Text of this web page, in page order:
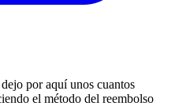
por aquí unos cuantos
el método del reembolso